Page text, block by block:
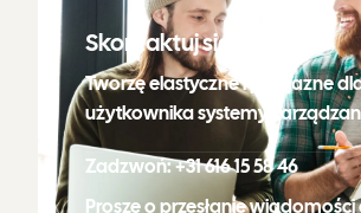
Skontaktuj się ze mną
Tworzę elastyczne i przyjazne
użytkownika systemy
Zadzwoń: +31 616 15 58 46
Proszę o przesłanie